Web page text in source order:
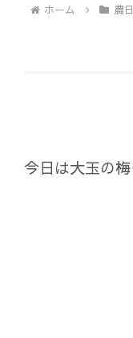
ホーム 農
今日は大玉の梅